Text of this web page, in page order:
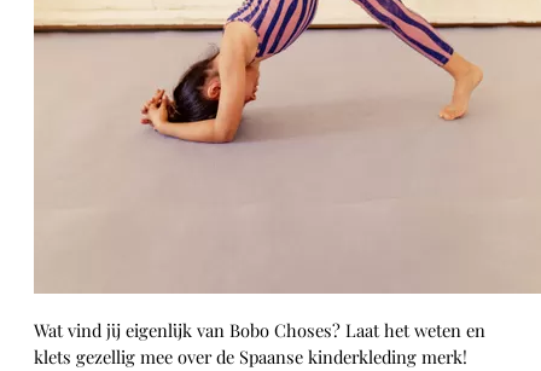
Wat vind jij eigenlijk van Bobo Choses? Laat het weten en
klets gezellig mee over de Spaanse kinderkleding merk!